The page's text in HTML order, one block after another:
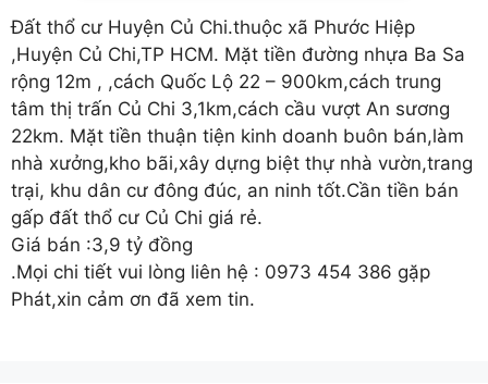
Đất thổ cư Huyện Củ Chi.thuộc xã Phước Hiệp
,Huyện Củ Chi,TP HCM. Mặt tiền đường nhựa Ba Sa
rộng 12m , ,cách Quốc Lộ 22 – 900km,cách trung
tâm thị trấn Củ Chi 3,1km,cách cầu vượt An sương
22km. Mặt tiền thuận tiện kinh doanh buôn bán,làm
nhà xưởng,kho bãi,xây dựng biệt thự nhà vườn,trang
trại, khu dân cư đông đúc, an ninh tốt.Cần tiền bán
gấp đất thổ cư Củ Chi giá rẻ.
Giá bán :3,9 tỷ đồng
.Mọi chi tiết vui lòng liên hệ : 0973 454 386 gặp
Phát,xin cảm ơn đã xem tin.